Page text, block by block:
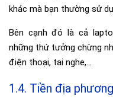
khác mà bạn thường sử
Bên cạnh đó là cả
những thứ tưởng chừng
điện thoại, tai nghe,…
1.4. Tiền địa phương